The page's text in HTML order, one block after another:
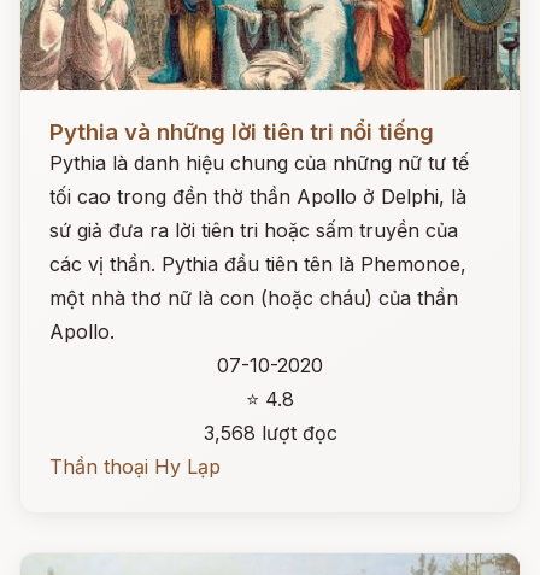
Pythia và những lời tiên tri nổi tiếng
Pythia là danh hiệu chung của những nữ tư tế
tối cao trong đền thờ thần Apollo ở Delphi, là
sứ giả đưa ra lời tiên tri hoặc sấm truyền của
các vị thần. Pythia đầu tiên tên là Phemonoe,
một nhà thơ nữ là con (hoặc cháu) của thần
Apollo.
07-10-2020
⭐ 4.8
3,568 lượt đọc
Thần thoại Hy Lạp